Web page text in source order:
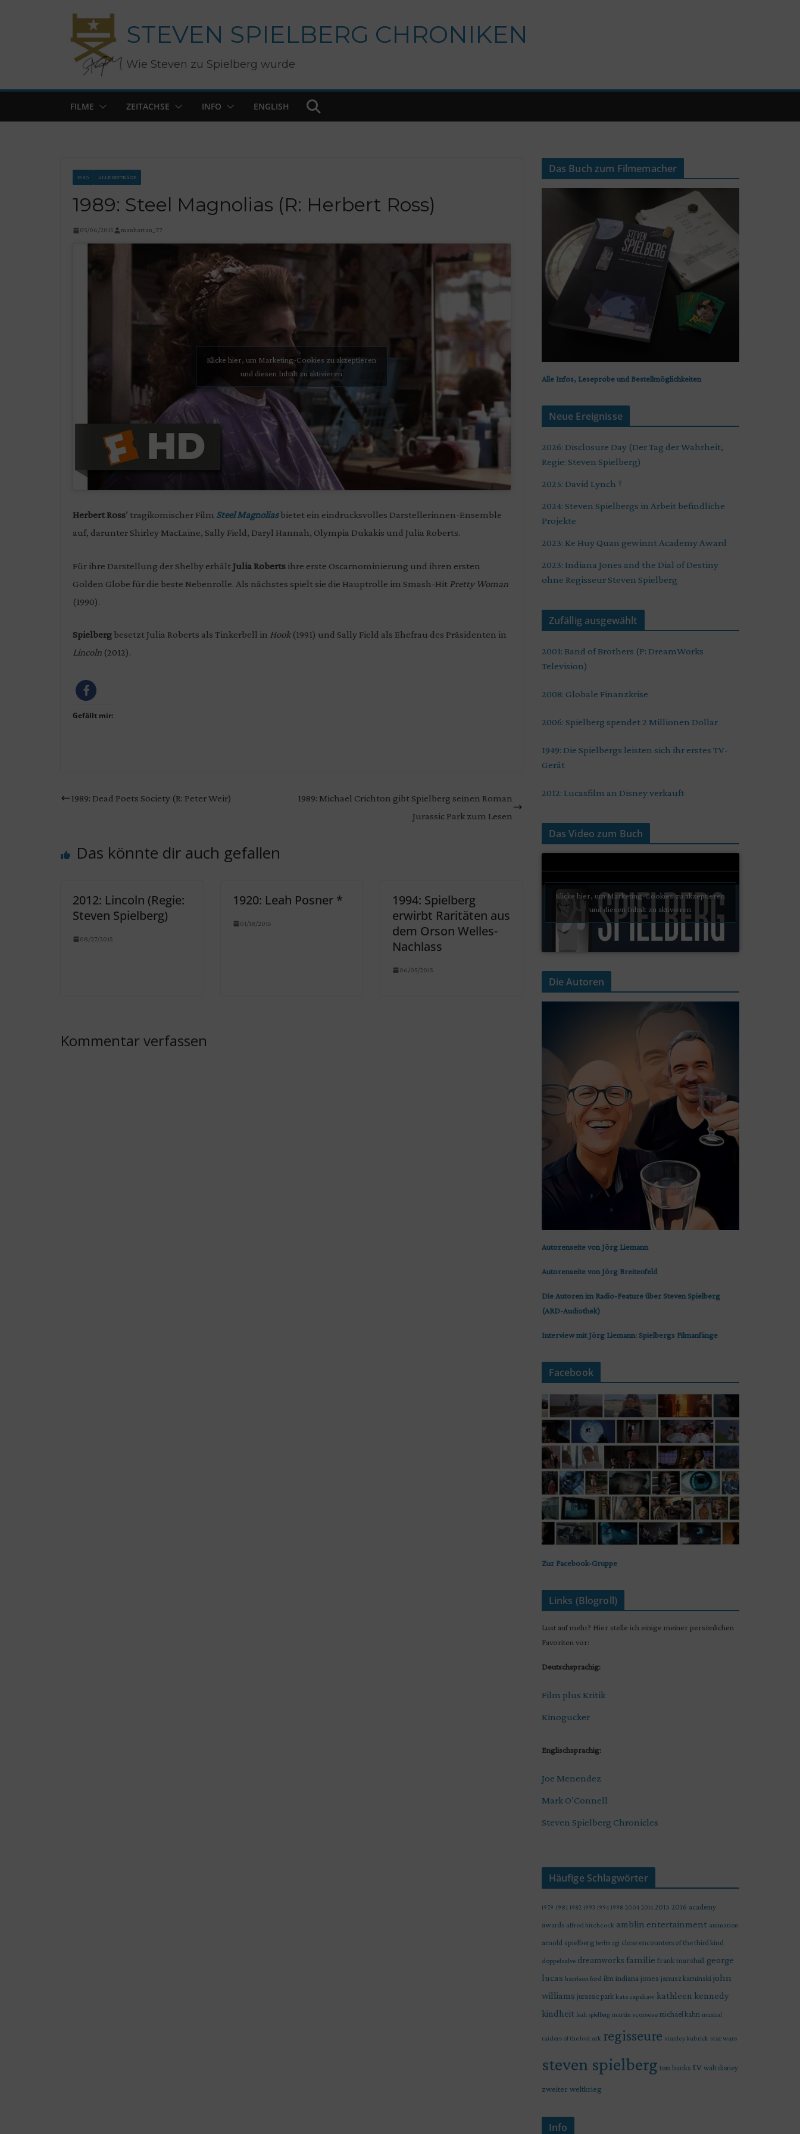
STEVEN SPIELBERG CHRONIKEN
Wie Steven zu Spielberg wurde
FILME ZEITACHSE INFO ENGLISH
1980 ALLE BEITRÄGE
1989: Steel Magnolias (R: Herbert Ross)
05/06/2015 manhattan_77
Klicke hier, um Marketing-Cookies zu akzeptieren
und diesen Inhalt zu aktivieren
Herbert Ross’ tragikomischer Film Steel Magnoliasbietet ein eindrucksvolles Darstellerinnen-Ensemble
auf, darunter Shirley MacLaine, Sally Field, Daryl Hannah, Olympia Dukakis und Julia Roberts.
Für ihre Darstellung der Shelby erhält Julia Roberts ihre erste Oscarnominierung und ihren ersten
Golden Globe für die beste Nebenrolle. Als nächstes spielt sie die Hauptrolle im Smash-Hit Pretty Woman
(1990).
Spielberg besetzt Julia Roberts als Tinkerbell in Hook (1991) und Sally Field als Ehefrau des Präsidenten in
Lincoln (2012).
Gefällt mir:
1989: Dead Poets Society (R: Peter Weir)
1989: Michael Crichton gibt Spielberg seinen Roman
Jurassic Park zum Lesen
Das könnte dir auch gefallen
2012: Lincoln (Regie:
Steven Spielberg)
08/27/2015
1920: Leah Posner *
01/18/2015
1994: Spielberg
erwirbt Raritäten aus
dem Orson Welles-
Nachlass
06/05/2015
Kommentar verfassen
Das Buch zum Filmemacher
Alle Infos, Leseprobe und Bestellmöglichkeiten
Neue Ereignisse
2026: Disclosure Day (Der Tag der Wahrheit,
Regie: Steven Spielberg)
2025: David Lynch †
2024: Steven Spielbergs in Arbeit befindliche
Projekte
2023: Ke Huy Quan gewinnt Academy Award
2023: Indiana Jones and the Dial of Destiny
ohne Regisseur Steven Spielberg
Zufällig ausgewählt
2001: Band of Brothers (P: DreamWorks
Television)
2008: Globale Finanzkrise
2006: Spielberg spendet 2 Millionen Dollar
1949: Die Spielbergs leisten sich ihr erstes TV-
Gerät
2012: Lucasfilm an Disney verkauft
Das Video zum Buch
Klicke hier, um Marketing-Cookies zu akzeptieren
und diesen Inhalt zu aktivieren
Die Autoren
Autorenseite von Jörg Liemann
Autorenseite von Jörg Breitenfeld
Die Autoren im Radio-Feature über Steven Spielberg
(ARD-Audiothek)
Interview mit Jörg Liemann: Spielbergs Filmanfänge
Facebook
Zur Facebook-Gruppe
Links (Blogroll)
Lust auf mehr? Hier stelle ich einige meiner persönlichen
Favoriten vor:
Deutschsprachig:
Film plus Kritik
Kinogucker
Englischsprachig:
Joe Menendez
Mark O’Connell
Steven Spielberg Chronicles
Häufige Schlagwörter
1979 1981 1982 1993 1994 1998 2004 2014 2015 2016 academy
awards alfred hitchcock amblin entertainment animation
arnold spielberg berlin cgi close encounters of the third kind
doppelsalve dreamworks familie frank marshall george
lucas harrison ford ilm indiana jones janusz kaminski john
williams jurassic park kate capshaw kathleen kennedy
kindheit leah spielberg martin scorsese michael kahn musical
raiders of the lost ark regisseure stanley kubrick star wars
steven spielberg tom hanks tv walt disney
zweiter weltkrieg
Info